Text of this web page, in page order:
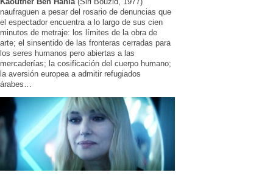
naufraguen a pesar del rosario de denuncias que
el espectador encuentra a lo largo de sus cien
minutos de metraje: los límites de la obra de
arte; el sinsentido de las fronteras cerradas para
los seres humanos pero abiertas a las
mercaderías; la cosificación del cuerpo humano;
la aversión europea a admitir refugiados
árabes…